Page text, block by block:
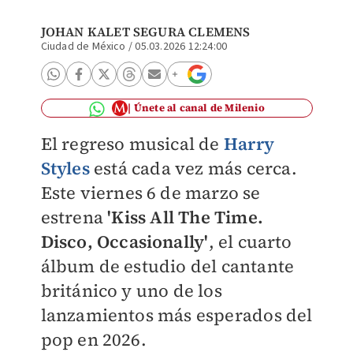
JOHAN KALET SEGURA CLEMENS
Ciudad de México /05.03.2026 12:24:00
Únete al canal de Milenio
El regreso musical de Harry
Stylesestá cada vez más cerca.
Este viernes 6 de marzo se
estrena'Kiss All The Time.
Disco, Occasionally', el cuarto
álbum de estudio del cantante
británico y uno de los
lanzamientos más esperados del
pop en 2026.